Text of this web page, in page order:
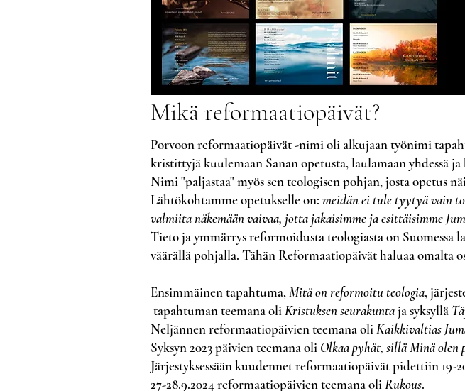
Mikä reformaatiopäivät?
Porvoon reformaatiopäivät -nimi oli alkujaan työnimi
kristittyjäkuulemaan Sanan opetusta, laulamaan yhdessä
Nimi "paljastaa" myös sen teologisen pohjan, josta opetus
Lähtökohtamme opetukselle on: meidän ei tule tyytyä vain
valmiita näkemään vaivaa, jotta jakaisimme ja esittäisimme
Tieto ja ymmärrys reformoidusta teologiasta on
väärälläpohjalla. Tähän Reformaatiopäivät haluaa omalta
Ensimmäinen tapahtuma,Mitä on reformoitu teologia,
tapahtuman teemana oliKristuksen seurakuntaja syksyllä
Neljännen reformaatiopäivien teemana oliKaikkivaltias
Syksyn 2023 päivien teemana oli Olkaa pyhät, sillä Minä olen
Järjestyksessään kuudennet reformaatiopäivät pidettiin 19-
27-28.9.2024 reformaatiopäivien teemana oliRukous.